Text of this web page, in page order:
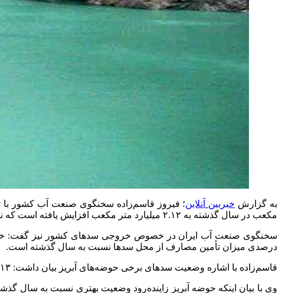
به گزارش خبربین آنلاین
مکعب در سال گذشته به ۲.۱۲ میلیارد متر مکعب افزایش یافته است که نشان از رشد ۲۱ درصدی ورودی سدهای کشور دارد.
درصدی میزان تأمین مصارف از محل سدها نسبت به سال گذشته است.
قاسم‌زاده با اشاره وضعیت سدهای برخی حوضه‌های آبریز بیان داشت: ۱۳ سد مهم حوضه آبریز دریاچه ارومیه حدود ۲۴ درصد پرشدگی دارد که نسبت به سال گذشته ۱۲ درصد کاهش داشته است.